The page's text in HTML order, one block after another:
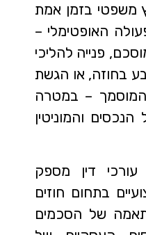
משפטי בזמן אמת
האופטימלי –
פנייה להליכי
בחוזה, או הגשת
– במטרה
והמוניטין
עורכי דין מספק
בתחום חוזים
של הסכמים